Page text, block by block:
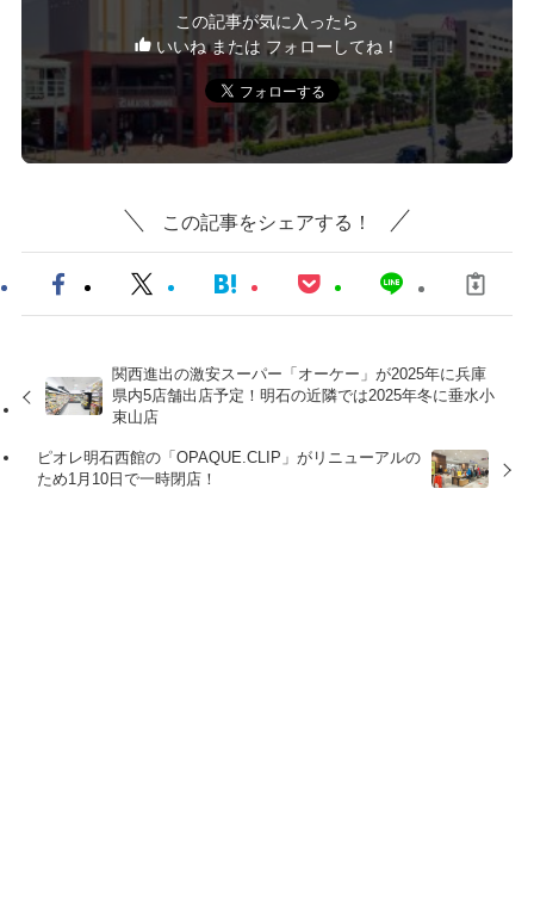
この記事が気に入ったら
いいね または フォローしてね！
この記事をシェアする！
関西進出の激安スーパー「オーケー」が2025年に兵庫
県内5店舗出店予定！明石の近隣では2025年冬に垂水小
束山店
ピオレ明石西館の「OPAQUE.CLIP」がリニューアルの
ため1月10日で一時閉店！